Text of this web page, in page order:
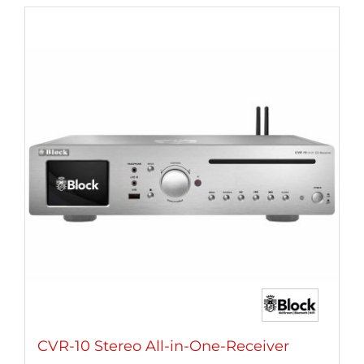
können
auf
der
Produktseite
gewählt
CVR-10 Stereo All-in-One-Receiver